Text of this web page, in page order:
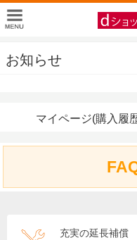
お知らせ
マイページ(購入履
充実の延長補償